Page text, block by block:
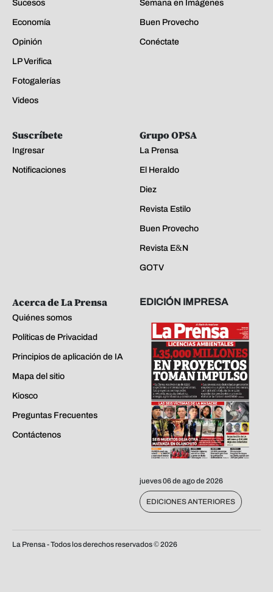
Sucesos
Economía
Opinión
LP Verifica
Fotogalerías
Videos
Semana en Imágenes
Buen Provecho
Conéctate
Suscríbete
Ingresar
Notificaciones
Grupo OPSA
La Prensa
El Heraldo
Diez
Revista Estilo
Buen Provecho
Revista E&N
GOTV
Acerca de La Prensa
Quiénes somos
Políticas de Privacidad
Principios de aplicación de IA
Mapa del sitio
Kiosco
Preguntas Frecuentes
Contáctenos
EDICIÓN IMPRESA
jueves 06 de ago de 2026
EDICIONES ANTERIORES
La Prensa - Todos los derechos reservados ©2026